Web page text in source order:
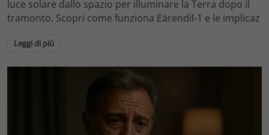
luce solare dallo spazio per illuminare la Terra dopo il
tramonto. Scopri come funziona Eärendil-1 e le implicaz
Leggi di più